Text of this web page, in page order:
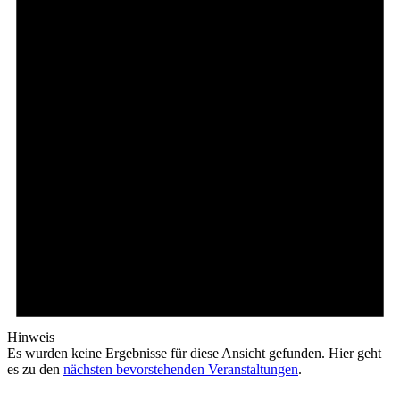
Hinweis
Es wurden keine Ergebnisse für diese Ansicht gefunden. Hier geht
es zu den nächsten bevorstehenden Veranstaltungen.